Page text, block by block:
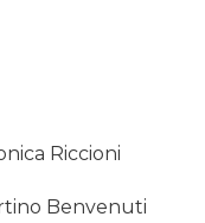
Riccioni
Benvenuti